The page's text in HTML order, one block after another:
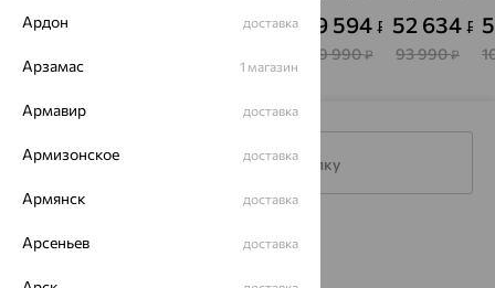
43 954 48 154₽ 89 594 ₽
159 990₽
НИКА
52 634 ₽
93 990₽
Подписаться на рассылку
Каталог
Акции
Ардон доставка
Арзамас 1 магазин
Армавир доставка
Армизонское доставка
Армянск доставка
Арсеньев доставка